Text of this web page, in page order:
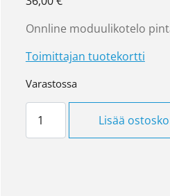
Onnline moduulikotelo
Toimittajan tuotekortti
Varastossa
Lisää